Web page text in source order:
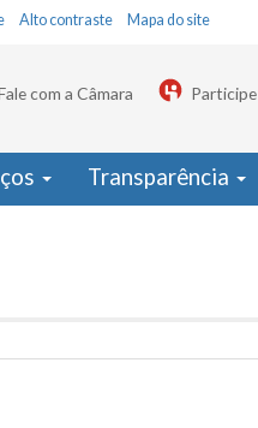
Alto contraste Mapa do site
com a Câmara Participe
Transparência